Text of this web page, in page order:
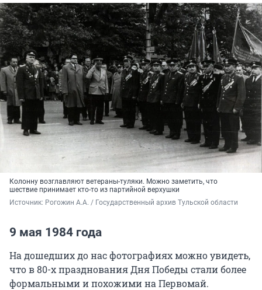
Колонну возглавляют ветераны-туляки. Можно заметить, что
шествие принимает кто-то из партийной верхушки
Источник: Рогожин А.А. / Государственный архив Тульской области
9 мая 1984 года
На дошедших до нас фотографиях можно увидеть,
что в 80-х празднования Дня Победы стали более
формальными и похожими на Первомай.